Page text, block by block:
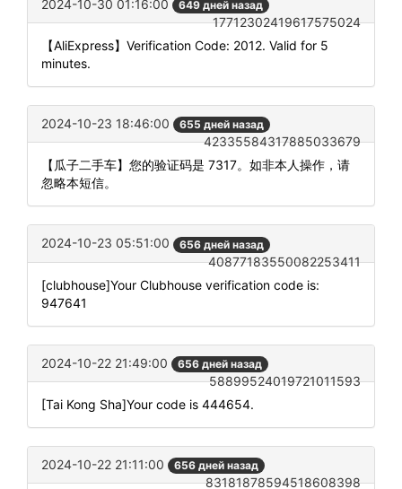
2024-10-30 01:16:00 649 дней назад
17712302419617575024
【AliExpress】Verification Code: 2012. Valid for 5
minutes.
2024-10-23 18:46:00 655 дней назад
42335584317885033679
【瓜子二手车】您的验证码是 7317。如非本人操作，请
忽略本短信。
2024-10-23 05:51:00 656 дней назад
40877183550082253411
[clubhouse]Your Clubhouse verification code is:
947641
2024-10-22 21:49:00 656 дней назад
58899524019721011593
[Tai Kong Sha]Your code is 444654.
2024-10-22 21:11:00 656 дней назад
83181878594518608398